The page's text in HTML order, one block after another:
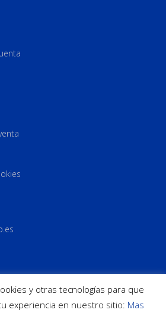
y otras tecnologías para que
experiencia en nuestro sitio: Mas